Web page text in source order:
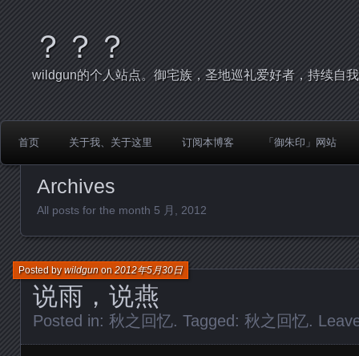
？？？
wildgun的个人站点。御宅族，圣地巡礼爱好者，持续自
首页 关于我、关于这里 订阅本博客 「御朱印」网站
Archives
All posts for the month 5 月, 2012
说雨，说燕
Posted bywildgunon2012年5月30日
Posted in: 秋之回忆. Tagged: 秋之回忆.